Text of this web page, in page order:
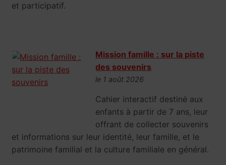
et participatif.
Mission famille : sur la piste
des souvenirs
le 1 août 2026
Cahier interactif destiné aux
enfants à partir de 7 ans, leur
offrant de collecter souvenirs
et informations sur leur identité, leur famille, et le
patrimoine familial et la culture familiale en général.